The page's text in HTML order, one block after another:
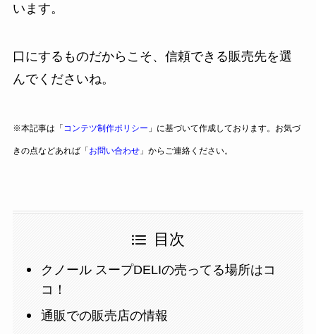
います。
口にするものだからこそ、信頼できる販売先を選
んでくださいね。
※本記事は「 コンテツ制作ポリシー 」に基づいて作成しております。お気づ
きの点などあれば「お問い合わせ」からご連絡ください。
目次
クノール スープDELIの売ってる場所はコ
コ！
通販での販売店の情報